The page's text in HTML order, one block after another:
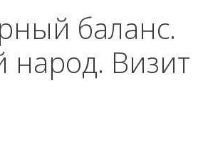
баланс.
народ. Визит